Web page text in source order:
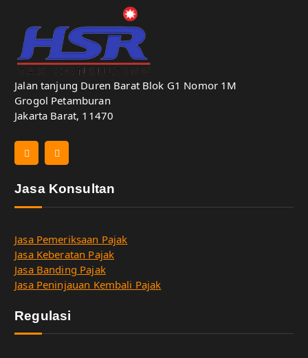
Jalan tanjung Duren Barat Blok G1 Nomor 1M
Grogol Petamburan
Jakarta Barat, 11470
Jasa Konsultan
Jasa Pemeriksaan Pajak
Jasa Keberatan Pajak
Jasa Banding Pajak
Jasa Peninjauan Kembali Pajak
Regulasi